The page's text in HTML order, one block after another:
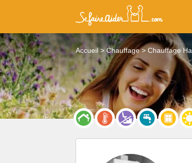
Accueil Chauffage Chauffage